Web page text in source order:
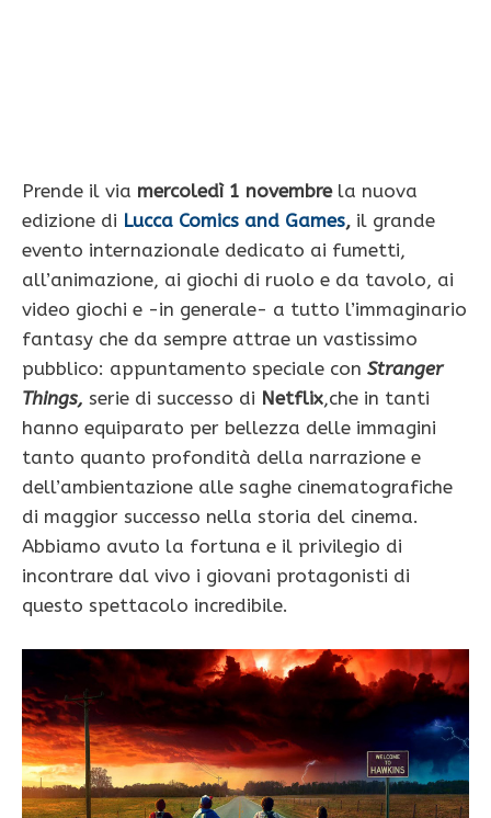
Prende il via mercoledì 1 novembrela nuova
edizione di Lucca Comics and Games, il grande
evento internazionale dedicato ai fumetti,
all’animazione, ai giochi di ruolo e da tavolo, ai
video giochi e -in generale- a tutto l’immaginario
fantasy che da sempre attrae un vastissimo
pubblico: appuntamento speciale con Stranger
Things, serie di successo di Netflix,che in tanti
hanno equiparato per bellezza delle immagini
tanto quanto profondità della narrazione e
dell’ambientazione alle saghe cinematografiche
di maggior successo nella storia del cinema.
Abbiamo avuto la fortuna e il privilegio di
incontrare dal vivo i giovani protagonisti di
questo spettacolo incredibile.